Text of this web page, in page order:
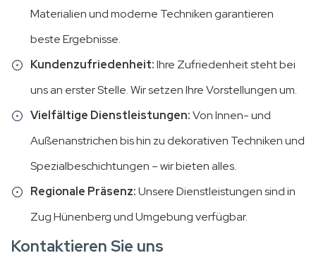
Materialien und moderne Techniken garantieren
beste Ergebnisse.
Kundenzufriedenheit:Ihre Zufriedenheit steht bei
uns an erster Stelle. Wir setzen Ihre Vorstellungen um.
Vielfältige Dienstleistungen:Von Innen- und
Außenanstrichen bis hin zu dekorativen Techniken und
Spezialbeschichtungen – wir bieten alles.
Regionale Präsenz:Unsere Dienstleistungen sind in
Zug Hünenberg und Umgebung verfügbar.
Kontaktieren Sie uns